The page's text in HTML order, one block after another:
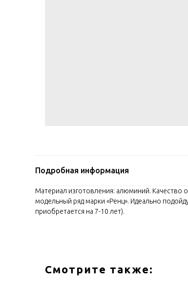
Подробная информация
Материал изготовления: алюминий. Качество
модельный ряд марки «Ренц». Идеально
приобретается на 7-10 лет).
Смотрите также: